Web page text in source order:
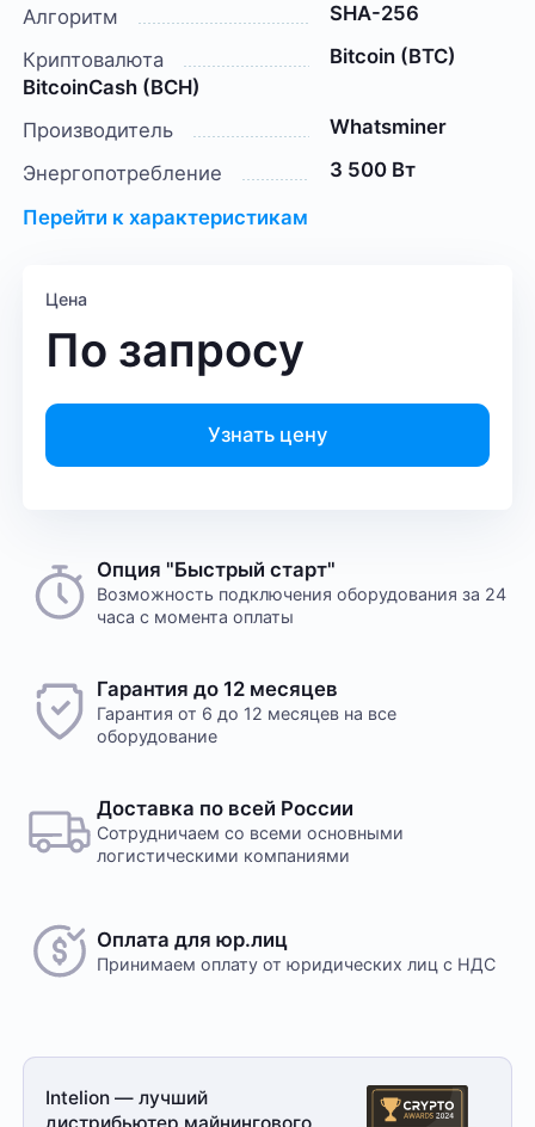
Алгоритм
SHA-256
Криптовалюта
Bitcoin (BTC)
BitcoinCash (BCH)
Производитель
Whatsminer
Энергопотребление
3 500 Вт
Перейти к характеристикам
Цена
По запросу
Узнать цену
Опция "Быстрый старт"
Возможность подключения оборудования за 24
часа с момента оплаты
Гарантия до 12 месяцев
Гарантия от 6 до 12 месяцев на все
оборудование
Доставка по всей России
Сотрудничаем со всеми основными
логистическими компаниями
Оплата для юр.лиц
Принимаем оплату от юридических лиц с НДС
Intelion — лучший